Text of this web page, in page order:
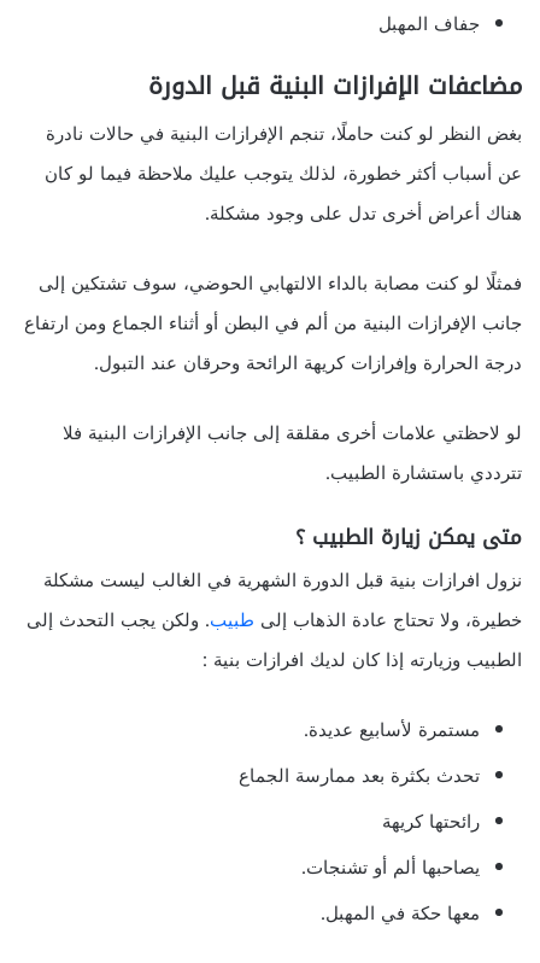
جفاف المهبل
مضاعفات الإفرازات البنية قبل الدورة
بغض النظر لو كنت حاملًا، تنجم الإفرازات البنية في حالات نادرة
عن أسباب أكثر خطورة، لذلك يتوجب عليك ملاحظة فيما لو كان
هناك أعراض أخرى تدل على وجود مشكلة.
فمثلًا لو كنت مصابة بالداء الالتهابي الحوضي، سوف تشتكين إلى
جانب الإفرازات البنية من ألم في البطن أو أثناء الجماع ومن ارتفاع
درجة الحرارة وإفرازات كريهة الرائحة وحرقان عند التبول.
لو لاحظتي علامات أخرى مقلقة إلى جانب الإفرازات البنية فلا
تترددي باستشارة الطبيب.
متى يمكن زيارة الطبيب ؟
نزول افرازات بنية قبل الدورة الشهرية في الغالب ليست مشكلة
خطيرة، ولا تحتاج عادة الذهاب إلى طبيب. ولكن يجب التحدث إلى
الطبيب وزيارته إذا كان لديك افرازات بنية :
مستمرة لأسابيع عديدة.
تحدث بكثرة بعد ممارسة الجماع
رائحتها كريهة
يصاحبها ألم أو تشنجات.
معها حكة في المهبل.